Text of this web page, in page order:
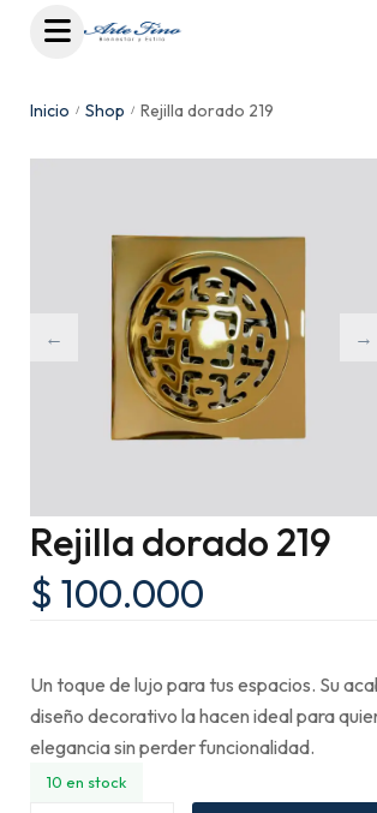
Inicio / Shop / Rejilla dorado 219
Rejilla dorado 219
$ 100.000
Un toque de lujo para tus espacios. Su
diseño decorativo la hacen ideal para
elegancia sin perder funcionalidad.
10 en stock